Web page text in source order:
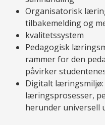
Organisatorisk
tilbakemelding og
kvalitetssystem
Pedagogisk
rammer for den
påvirker
Digitalt læringsmiljø:
læringsprosesser,
herunder universell